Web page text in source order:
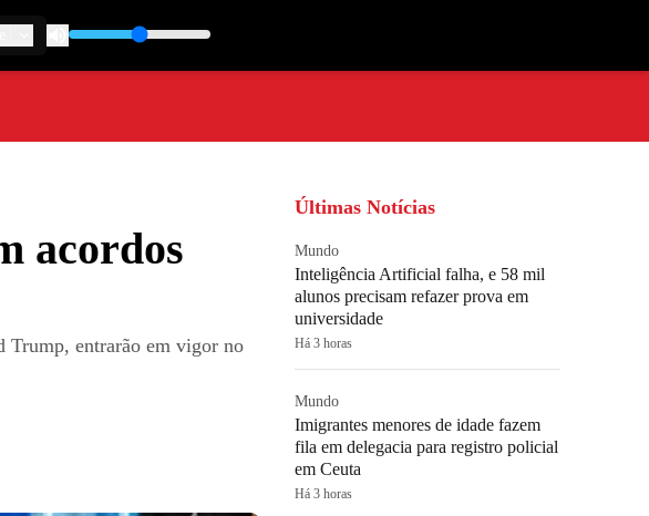
acordos
Trump, entrarão em vigor no
Últimas Notícias
Mundo
Inteligência Artificial falha, e 58 mil
alunos precisam refazer prova em
universidade
Há 3 horas
Mundo
Imigrantes menores de idade fazem
fila em delegacia para registro policial
em Ceuta
Há 3 horas